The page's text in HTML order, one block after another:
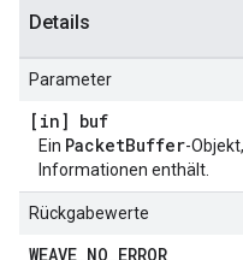
Details
Parameter
[in] buf
Ein PacketBuffer-
Informationen enthält.
Rückgabewerte
WEAVE_NO_ERROR